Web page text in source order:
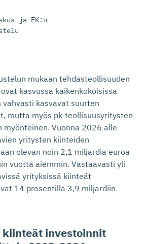
ja EK:n
mukaan tehdasteollisuuden
kasvussa kaikenkokoisissa
kasvavat suurten
mutta myös pk-teollisuusyritysten
myönteinen. Vuonna 2026 alle
yritysten kiinteiden
olevan noin 2,1 miljardia euroa
vuotta aiemmin. Vastaavasti yli
yrityksissä kiinteät
14 prosentilla 3,9 miljardiin
kiinteät investoinnit